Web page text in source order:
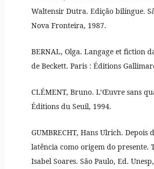
Waltensir Dutra. Edição bilíngue.
Nova Fronteira, 1987.
BERNAL, Olga. Langage et fiction
de Beckett. Paris : Éditions
CLÉMENT, Bruno. L’Œuvre sans
Éditions du Seuil, 1994.
GUMBRECHT, Hans Ulrich. Depois
latência como origem do presente.
Isabel Soares. São Paulo, Ed.